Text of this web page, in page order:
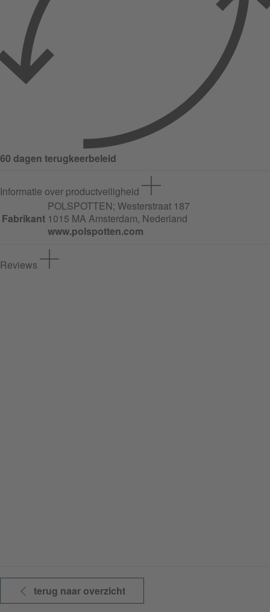
60 dagen terugkeerbeleid
Informatie over productveiligheid
Fabrikant
POLSPOTTEN; Westerstraat 187
1015 MA Amsterdam, Nederland
www.polspotten.com
Reviews
terug naar overzicht